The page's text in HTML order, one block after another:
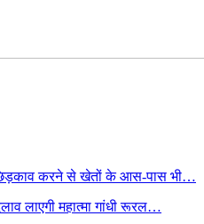
करने से खेतों के आस-पास भी…
लाएगी महात्मा गांधी रूरल…